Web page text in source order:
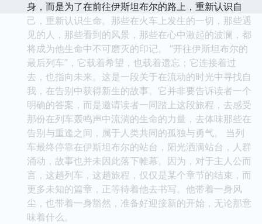
身，而是为了在前往伊斯坦布尔的路上，重新认识自
己，重新认识生命。那些在火车上发生的一切，那些遇
见的人，那些看到的风景，那些在心中激起的波澜，都
将成为他生命中不可磨灭的印记。 “开往伊斯坦布尔的
最后列车”，它载着希望，也载着遗忘；它连接着过
去，也指向未来。这是一段关于在流动的时光中寻找自
我，在告别中获得新生的故事。它并非要告诉读者一个
明确的答案，而是邀请读者一同踏上这段旅程，去感受
那份在列车轰鸣声中流淌的生命的力量，去体味那些在
告别与重逢之间，属于人类共同的孤独与勇气。 当列
车最终停靠在伊斯坦布尔的站台，阳光洒满站台，人群
涌动，故事也并未因此落下帷幕。因为，对于主人公而
言，这趟列车，这趟旅程，仅仅是某个章节的结束，而
更多未知的篇章，正等待着他去书写。他带着一身风
尘，也带着一身豁然，准备好迎接新的开始，无论那意
味着什么。